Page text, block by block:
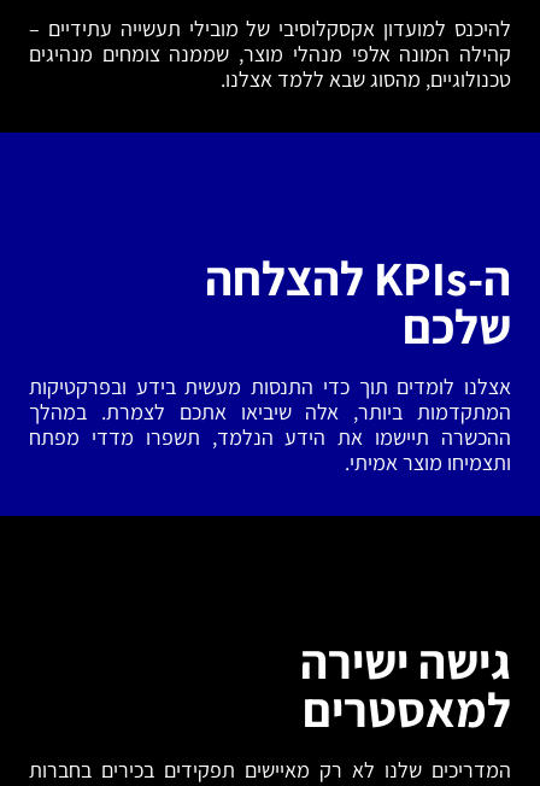
להיכנס למועדון אקסקלוסיבי של מובילי תעשייה עתידיים –
קהילה המונה אלפי מנהלי מוצר, שממנה צומחים מנהיגים
טכנולוגיים, מהסוג שבא ללמד אצלנו.
ה-KPIs להצלחה
שלכם
אצלנו לומדים תוך כדי התנסות מעשית בידע ובפרקטיקות
המתקדמות ביותר, אלה שיביאו אתכם לצמרת. במהלך
ההכשרה תיישמו את הידע הנלמד, תשפרו מדדי מפתח
ותצמיחו מוצר אמיתי.
גישה ישירה
למאסטרים
המדריכים שלנו לא רק מאיישים תפקידים בכירים בחברות